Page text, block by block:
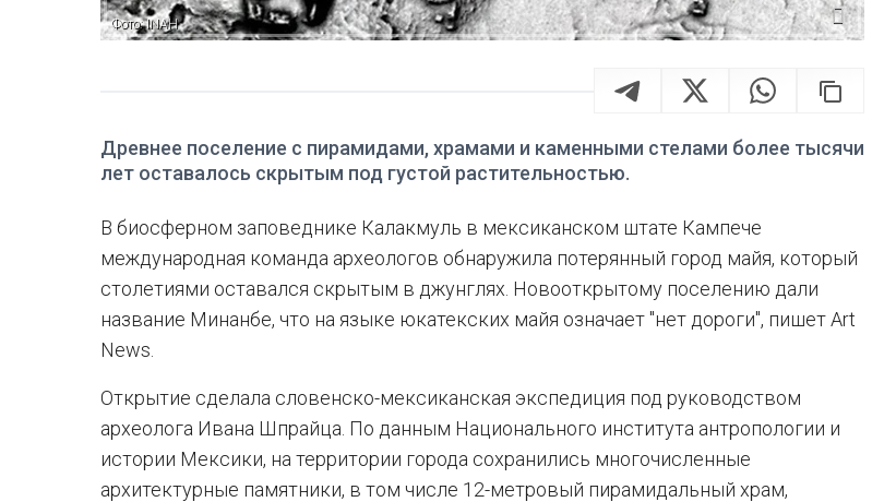
Фото: INAH
Древнее поселение с пирамидами, храмами и каменными стелами более тысячи
лет оставалось скрытым под густой растительностью.
В биосферном заповеднике Калакмуль в мексиканском штате Кампече
международная команда археологов обнаружила потерянный город майя, который
столетиями оставался скрытым в джунглях. Новооткрытому поселению дали
название Минанбе, что на языке юкатекских майя означает "нет дороги", пишет Art
News.
Открытие сделала словенско-мексиканская экспедиция под руководством
археолога Ивана Шпрайца. По данным Национального института антропологии и
истории Мексики, на территории города сохранились многочисленные
архитектурные памятники, в том числе 12-метровый пирамидальный храм,